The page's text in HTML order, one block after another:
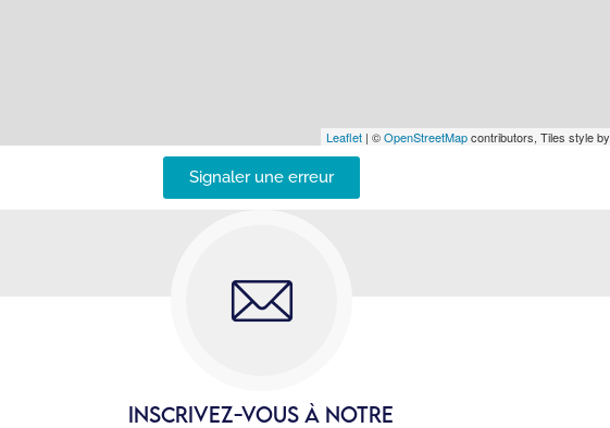
Leaflet | ©OpenStreetMapcontributors, Tiles style by
Signaler une erreur
INSCRIVEZ-VOUS À NOTRE